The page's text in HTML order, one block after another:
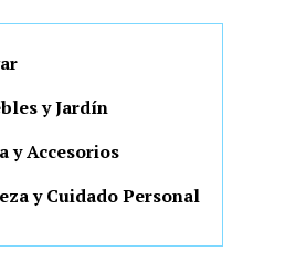
y Jardín
y Accesorios
y Cuidado Personal